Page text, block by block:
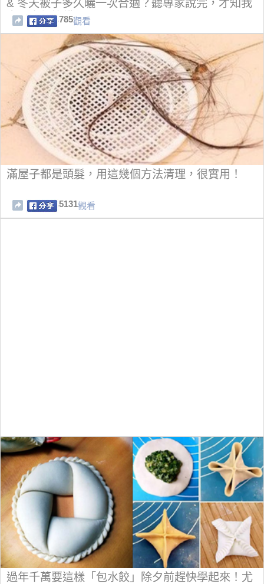
& 冬天被子多久曬一次合適？聽專家說完，才知我
家一直都搞錯了
785觀看
滿屋子都是頭髮，用這幾個方法清理，很實用！
5131觀看
過年千萬要這樣「包水餃」除夕前趕快學起來！尤